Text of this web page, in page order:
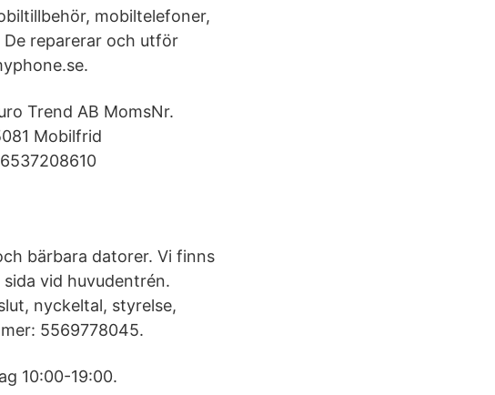
mobiltelefoner,
reparerar och utför
Trend AB MomsNr.
Mobilfrid
bärbara datorer. Vi finns
vid huvudentrén.
nyckeltal, styrelse,
5569778045.
10:00-19:00.